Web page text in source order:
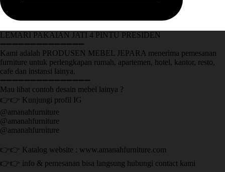
LEMARI PAKAIAN JATI 4 PINTU PRESIDEN
➖➖➖➖➖➖➖➖➖➖➖➖➖➖
Kami adalah PRODUSEN MEBEL JEPARA menerima pemesanan
furniture untuk perlengkapan rumah, apartemen, hotel, kantor, resto,
cafe dan instansi lainya.
➖➖➖➖➖➖➖➖➖➖➖➖➖➖➖
Mau lihat contoh desain mebel lainya ?
👉👉 Kunjungi profil IG
@amanahfurniture
@amanahfurniture
@amanahfurniture
👉👉 Katalog website : www.amanahfurniture.com
👉👉 info & pemesanan bisa langsung hubungi contact kami